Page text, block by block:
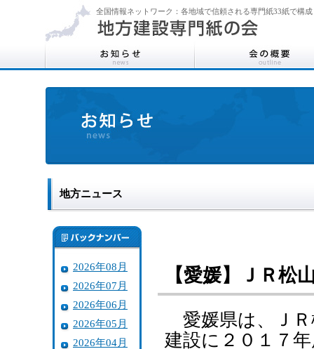
全国情報ネットワーク：各地域で信頼される専門紙33紙で構成
地方ニュース
2026年08月
2026年07月
2026年06月
2026年05月
2026年04月
【愛媛】ＪＲ
愛媛県は、ＪＲ
建設に２０１７